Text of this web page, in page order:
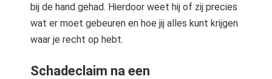
bij de hand gehad. Hierdoor weet hij of zij precies
wat er moet gebeuren en hoe jij alles kunt krijgen
waar je recht op hebt.
Schadeclaim na een